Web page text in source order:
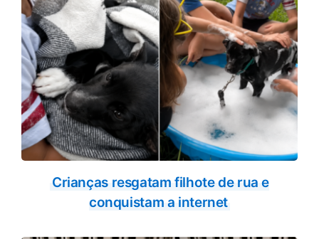
Crianças resgatam filhote de rua e
conquistam a internet